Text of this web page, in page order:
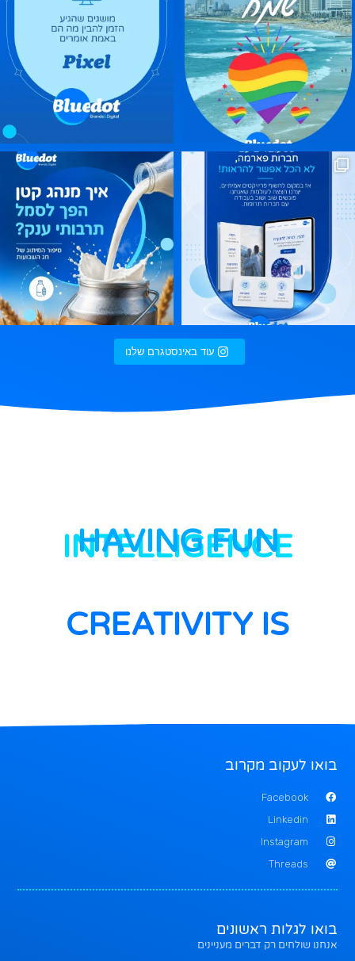
חג הביכורים, חג מתן תורה. אז
עוד באינסטגרם שלנו
CREATIVITY IS
INTELLIGENCE
HAVING FUN
בואו לעקוב מקרוב
Facebook
Linkedin
Instagram
Threads
בואו לגלות ראשונים
אנחנו שולחים רק דברים מעניינים